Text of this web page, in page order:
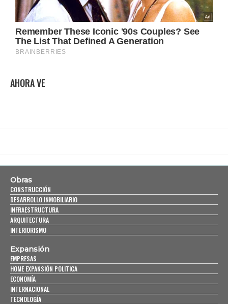
AHORA VE
Obras
CONSTRUCCIÓN
DESARROLLO INMOBILIARIO
INFRAESTRUCTURA
ARQUITECTURA
INTERIORISMO
Expansión
EMPRESAS
HOME EXPANSIÓN POLITICA
ECONOMÍA
INTERNACIONAL
TECNOLOGÍA